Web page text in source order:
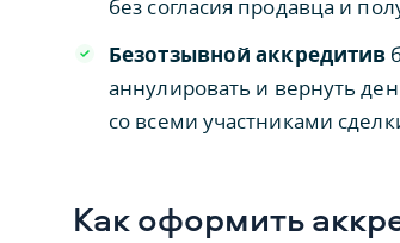
без согласия продавца и
Безотзывной аккредитив
аннулировать и вернуть
со всеми участниками
Как оформить